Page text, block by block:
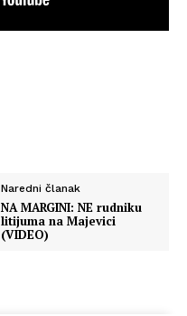
Naredni članak
NA MARGINI: NE rudniku
litijuma na Majevici
(VIDEO)